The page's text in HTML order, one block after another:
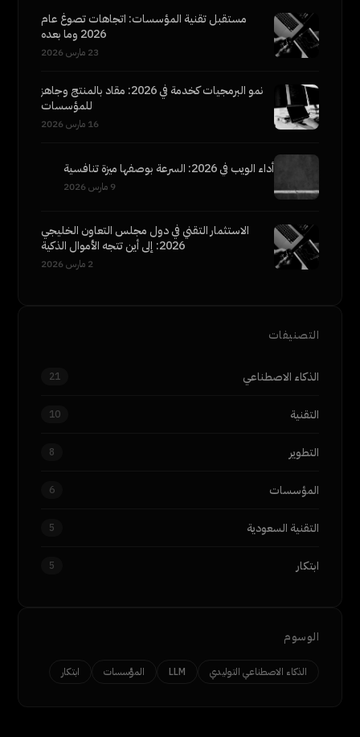
مستقبل تقنية المؤسسات: اتجاهات تصوغ عام
2026 وما بعده
23 مارس 2026
نمو البرمجيات كخدمة في 2026: مقاد بالمنتج وجاهز
للمؤسسات
16 مارس 2026
أداء الويب في 2026: السرعة بوصفها ميزة تنافسية
9 مارس 2026
الاستثمار التقني في دول مجلس التعاون الخليجي
2026: إلى أين تتجه الأموال الذكية
2 مارس 2026
التصنيفات
الذكاء الاصطناعي 21
التقنية 10
التطوير 8
المؤسسات 6
التقنية السعودية 5
ابتكار 5
الوسوم
الذكاء الاصطناعي التوليدي LLM المؤسسات ابتكار